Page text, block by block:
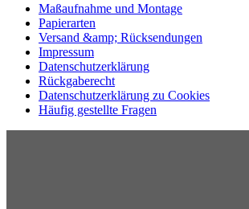
Maßaufnahme und Montage
Papierarten
Versand &amp; Rücksendungen
Impressum
Datenschutzerklärung
Rückgaberecht
Datenschutzerklärung zu Cookies
Häufig gestellte Fragen